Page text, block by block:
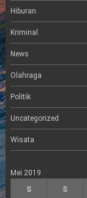
Hiburan
Kriminal
News
Olahraga
Politik
Uncategorized
Wisata
Mei 2019
S
S